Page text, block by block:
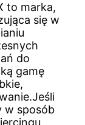
to marka,
się w
do
gamę
w sposób